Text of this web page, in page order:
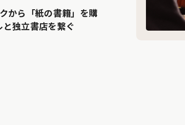
から「紙の書籍」を購
独立書店を繋ぐ